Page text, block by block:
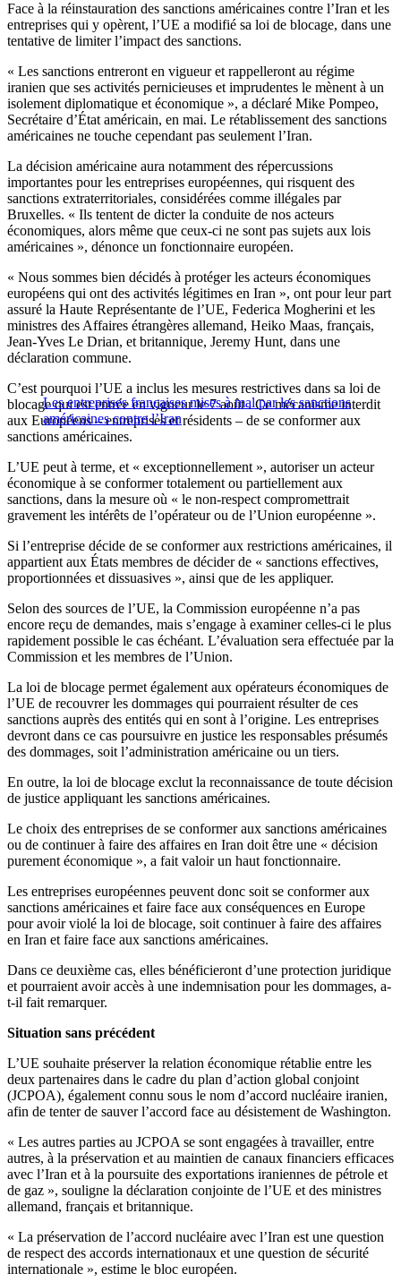
Face à la réinstauration des sanctions américaines contre l’Iran et les
entreprises qui y opèrent, l’UE a modifié sa loi de blocage, dans une
tentative de limiter l’impact des sanctions.
« Les sanctions entreront en vigueur et rappelleront au régime
iranien que ses activités pernicieuses et imprudentes le mènent à un
isolement diplomatique et économique », a déclaré Mike Pompeo,
Secrétaire d’État américain, en mai. Le rétablissement des sanctions
américaines ne touche cependant pas seulement l’Iran.
La décision américaine aura notamment des répercussions
importantes pour les entreprises européennes, qui risquent des
sanctions extraterritoriales, considérées comme illégales par
Bruxelles. « Ils tentent de dicter la conduite de nos acteurs
économiques, alors même que ceux-ci ne sont pas sujets aux lois
américaines », dénonce un fonctionnaire européen.
« Nous sommes bien décidés à protéger les acteurs économiques
européens qui ont des activités légitimes en Iran », ont pour leur part
assuré la Haute Représentante de l’UE, Federica Mogherini et les
ministres des Affaires étrangères allemand, Heiko Maas, français,
Jean-Yves Le Drian, et britannique, Jeremy Hunt, dans une
déclaration commune.
Les entreprises françaises mises à mal par les sanctions
américaines contre l’Iran
C’est pourquoi l’UE a inclus les mesures restrictives dans sa loi de
blocage qui est entrée en vigueur le 7 août . Ce mécanisme interdit
aux Européens – entreprises et résidents – de se conformer aux
sanctions américaines.
L’UE peut à terme, et « exceptionnellement », autoriser un acteur
économique à se conformer totalement ou partiellement aux
sanctions, dans la mesure où « le non-respect compromettrait
gravement les intérêts de l’opérateur ou de l’Union européenne ».
Si l’entreprise décide de se conformer aux restrictions américaines, il
appartient aux États membres de décider de « sanctions effectives,
proportionnées et dissuasives », ainsi que de les appliquer.
Selon des sources de l’UE, la Commission européenne n’a pas
encore reçu de demandes, mais s’engage à examiner celles-ci le plus
rapidement possible le cas échéant. L’évaluation sera effectuée par la
Commission et les membres de l’Union.
La loi de blocage permet également aux opérateurs économiques de
l’UE de recouvrer les dommages qui pourraient résulter de ces
sanctions auprès des entités qui en sont à l’origine. Les entreprises
devront dans ce cas poursuivre en justice les responsables présumés
des dommages, soit l’administration américaine ou un tiers.
En outre, la loi de blocage exclut la reconnaissance de toute décision
de justice appliquant les sanctions américaines.
Le choix des entreprises de se conformer aux sanctions américaines
ou de continuer à faire des affaires en Iran doit être une « décision
purement économique », a fait valoir un haut fonctionnaire.
Les entreprises européennes peuvent donc soit se conformer aux
sanctions américaines et faire face aux conséquences en Europe
pour avoir violé la loi de blocage, soit continuer à faire des affaires
en Iran et faire face aux sanctions américaines.
Dans ce deuxième cas, elles bénéficieront d’une protection juridique
et pourraient avoir accès à une indemnisation pour les dommages, a-
t-il fait remarquer.
Situation sans précédent
L’UE souhaite préserver la relation économique rétablie entre les
deux partenaires dans le cadre du plan d’action global conjoint
(JCPOA), également connu sous le nom d’accord nucléaire iranien,
afin de tenter de sauver l’accord face au désistement de Washington.
« Les autres parties au JCPOA se sont engagées à travailler, entre
autres, à la préservation et au maintien de canaux financiers efficaces
avec l’Iran et à la poursuite des exportations iraniennes de pétrole et
de gaz », souligne la déclaration conjointe de l’UE et des ministres
allemand, français et britannique.
« La préservation de l’accord nucléaire avec l’Iran est une question
de respect des accords internationaux et une question de sécurité
internationale », estime le bloc européen.